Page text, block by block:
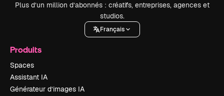
Plus d’un million d’abonnés : créatifs, entreprises, agences et
studios.
Français
Produits
Spaces
Assistant IA
Générateur d’images IA